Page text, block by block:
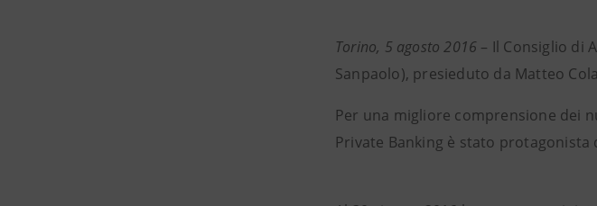
Torino, 5 agosto 2016 – Il Consiglio di
Sanpaolo), presieduto da Matteo
Per una migliore comprensione dei
Private Banking è stato